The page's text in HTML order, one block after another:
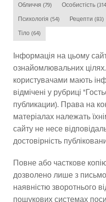
Обличчя (79) Особистість
Психологія (54) Рецепти (83)
Тіло (64)
Інформація на цьому
ознайомлювальних
користувачами мають
відмічені у рубриці
публикации). Права на
матеріалах належать
сайту не несе
достовірність
Повне або часткове
дозволено лише з
наявністю зворотнього